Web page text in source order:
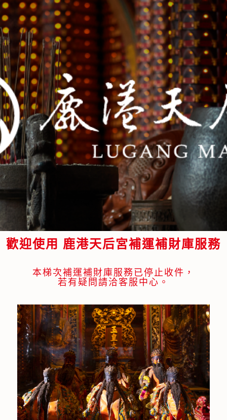
歡迎使用 鹿港天后宮補運補財庫服務
本梯次補運補財庫服務已停止收件，
若有疑問請洽客服中心。